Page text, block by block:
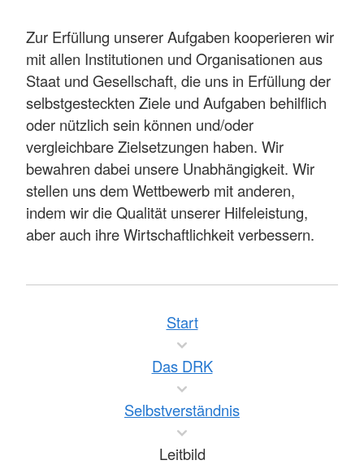
Zur Erfüllung unserer Aufgaben kooperieren wir
mit allen Institutionen und Organisationen aus
Staat und Gesellschaft, die uns in Erfüllung der
selbstgesteckten Ziele und Aufgaben behilflich
oder nützlich sein können und/oder
vergleichbare Zielsetzungen haben. Wir
bewahren dabei unsere Unabhängigkeit. Wir
stellen uns dem Wettbewerb mit anderen,
indem wir die Qualität unserer Hilfeleistung,
aber auch ihre Wirtschaftlichkeit verbessern.
Start
Das DRK
Selbstverständnis
Leitbild